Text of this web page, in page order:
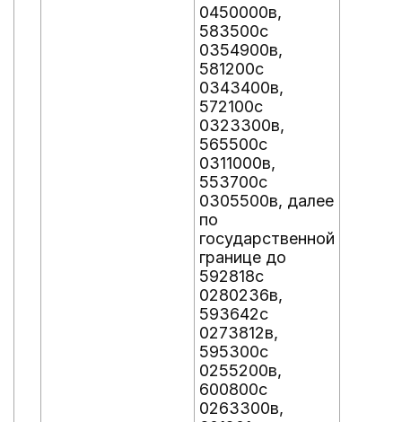
0450000в,
583500с
0354900в,
581200с
0343400в,
572100с
0323300в,
565500с
0311000в,
553700с
0305500в, далее
по
государственной
границе до
592818с
0280236в,
593642с
0273812в,
595300с
0255200в,
600800с
0263300в,